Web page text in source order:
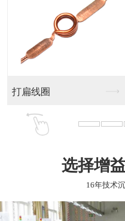
打扁线圈
选择增
16年技术